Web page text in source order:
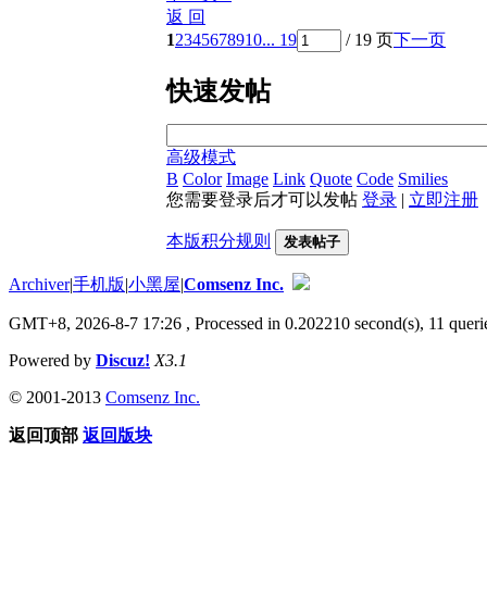
返 回
12345678910... 19 / 19 页下一页
快速发帖
高级模式
B Color Image Link Quote Code Smilies
您需要登录后才可以发帖 登录 | 立即注册
本版积分规则 发表帖子
Archiver|手机版|小黑屋|Comsenz Inc.
GMT+8, 2026-8-7 17:26 , Processed in 0.202210 second(s), 11
Powered by Discuz! X3.1
© 2001-2013 Comsenz Inc.
返回顶部 返回版块